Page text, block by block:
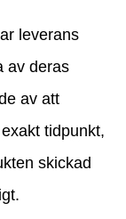
leverans
av deras
av att
tidpunkt,
skickad